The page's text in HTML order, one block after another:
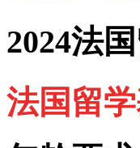
2024法
法国留